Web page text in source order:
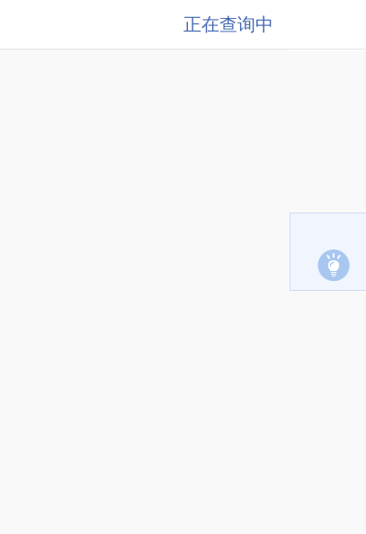
正在查询中